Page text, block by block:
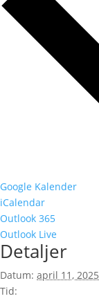
Google Kalender
iCalendar
Outlook 365
Outlook Live
Detaljer
Datum: april 11, 2025
Tid: